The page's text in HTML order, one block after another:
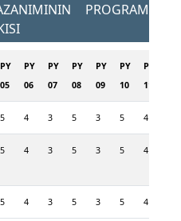
PROGRAM
PY
05
PY
06
PY
07
PY
08
PY
09
PY
10
PY
11
5 4 3 5 3 5 4
5 4 3 5 3 5 4
5 4 3 5 3 5 4